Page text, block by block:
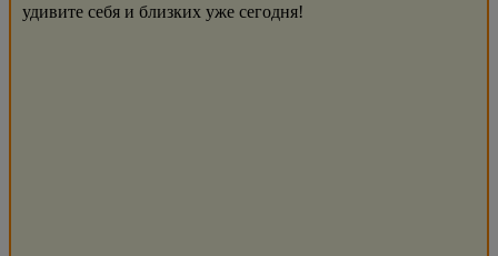
удивите себя и близких уже сегодня!